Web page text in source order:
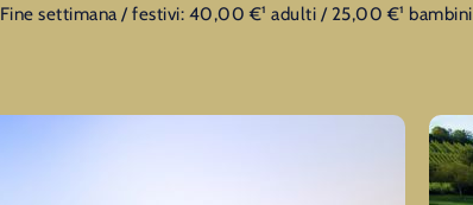
Fine settimana / festivi: 40,00 €¹ adulti / 25,00 €¹ bambini